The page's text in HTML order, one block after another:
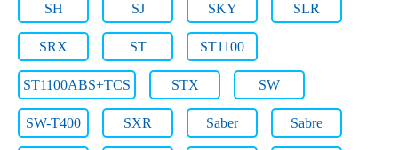
SH SJ SKY SLR
SRX ST ST1100
ST1100ABS+TCS STX SW
SW-T400 SXR Saber Sabre